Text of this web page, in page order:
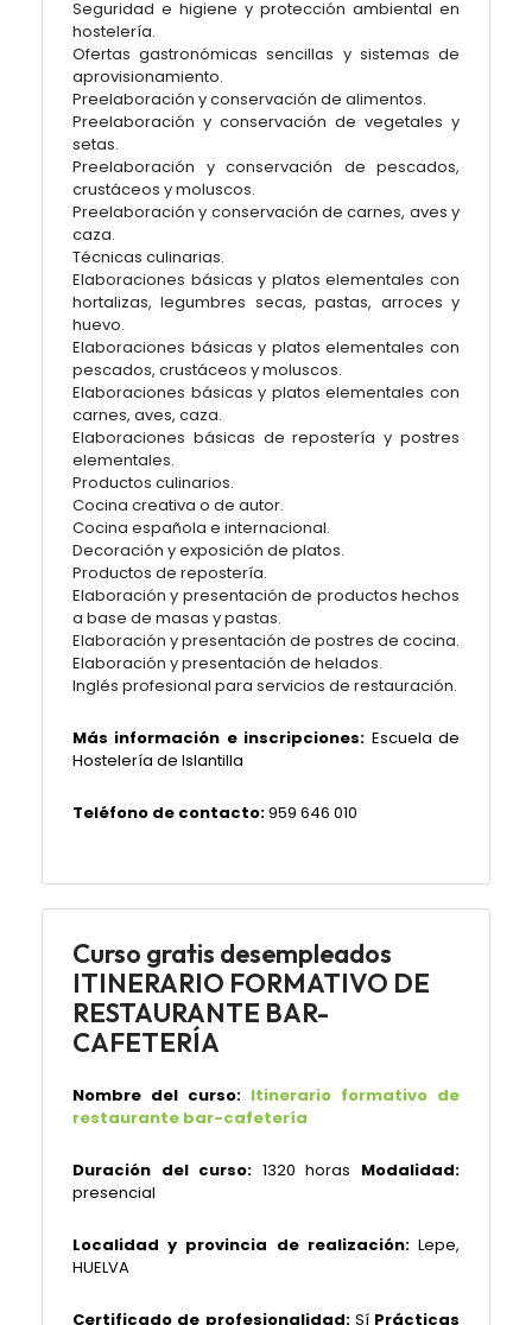
Seguridad e higiene y protección ambiental en
hostelería.
Ofertas gastronómicas sencillas y sistemas de
aprovisionamiento.
Preelaboración y conservación de alimentos.
Preelaboración y conservación de vegetales y
setas.
Preelaboración y conservación de pescados,
crustáceos y moluscos.
Preelaboración y conservación de carnes, aves y
caza.
Técnicas culinarias.
Elaboraciones básicas y platos elementales con
hortalizas, legumbres secas, pastas, arroces y
huevo.
Elaboraciones básicas y platos elementales con
pescados, crustáceos y moluscos.
Elaboraciones básicas y platos elementales con
carnes, aves, caza.
Elaboraciones básicas de repostería y postres
elementales.
Productos culinarios.
Cocina creativa o de autor.
Cocina española e internacional.
Decoración y exposición de platos.
Productos de repostería.
Elaboración y presentación de productos hechos
a base de masas y pastas.
Elaboración y presentación de postres de cocina.
Elaboración y presentación de helados.
Inglés profesional para servicios de restauración.
Más información e inscripciones: Escuela de
Hostelería de Islantilla
Teléfono de contacto:959 646 010
Curso gratis desempleados
ITINERARIO FORMATIVO DE
RESTAURANTE BAR-
CAFETERÍA
Nombre del curso: Itinerario formativo de
restaurante bar-cafetería
Duración del curso: 1320 horas Modalidad:
presencial
Localidad y provincia de realización:Lepe,
HUELVA
Certificado de profesionalidad:Sí Prácticas